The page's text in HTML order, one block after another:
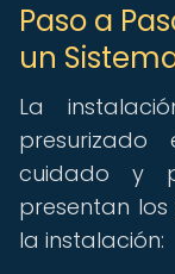
Paso a
un
La
cuidado y
presentan
la instalación: